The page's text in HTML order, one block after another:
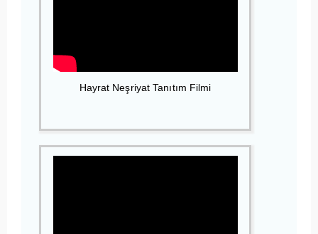
Hayrat Neşriyat Tanıtım Filmi